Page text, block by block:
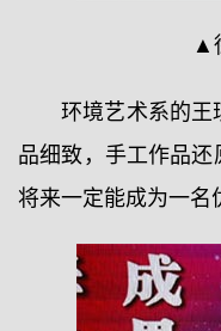
▲
环境艺术系的王
品细致，手工作品
将来一定能成为一名